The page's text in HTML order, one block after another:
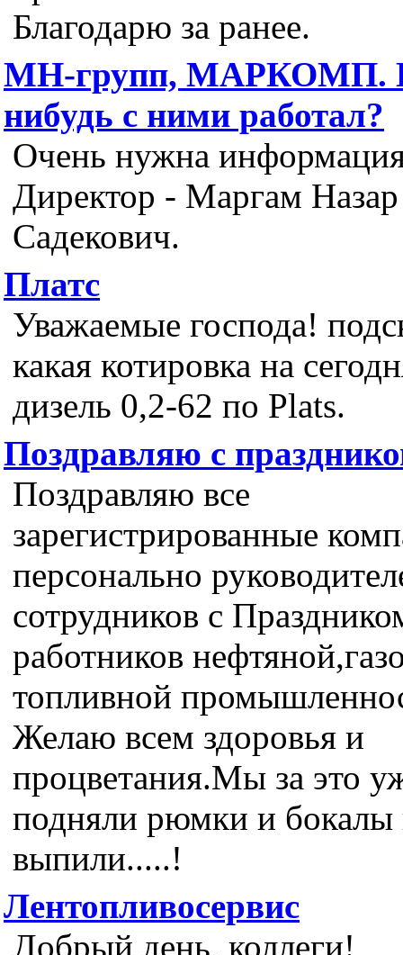
Благодарю за ранее.
МН-групп, МАРКОМП.
нибудь с ними работал?
Очень нужна
Директор - Маргам Назар
Садекович.
Платс
Уважаемые господа!
какая котировка на
дизель 0,2-62 по Plats.
Поздравляю с
Поздравляю все
зарегистрированные
персонально
сотрудников с
работников
топливной
Желаю всем здоровья и
процветания.Мы за это
подняли рюмки и бокалы
выпили.....!
Лентопливосервис
Добрый день, коллеги!